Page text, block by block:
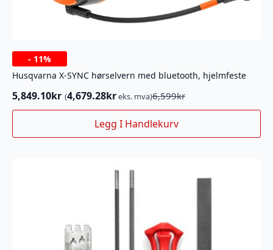
- 11%
Husqvarna X-SYNC hørselvern med bluetooth, hjelmfeste
6,599kr
Opprinnelig
pris
6,599kr.
5,849.10kr
Nåværende
pris
5,849.10kr.
(4,679.28kreks. mva)
Legg I Handlekurv